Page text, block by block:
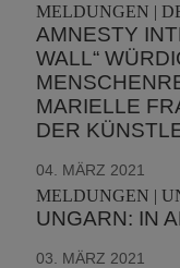
MELDUNGEN |
AMNESTY
WALL“
MARIELLE
DER
04. MÄRZ 2021
MELDUNGEN |
UNGARN: IN
03. MÄRZ 2021